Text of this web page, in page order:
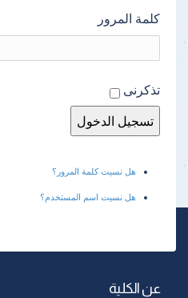
كلمة المرور
تذكرنى
هل نسيت كلمة المرور؟
هل نسيت اسم المستخدم؟
عن الكلية